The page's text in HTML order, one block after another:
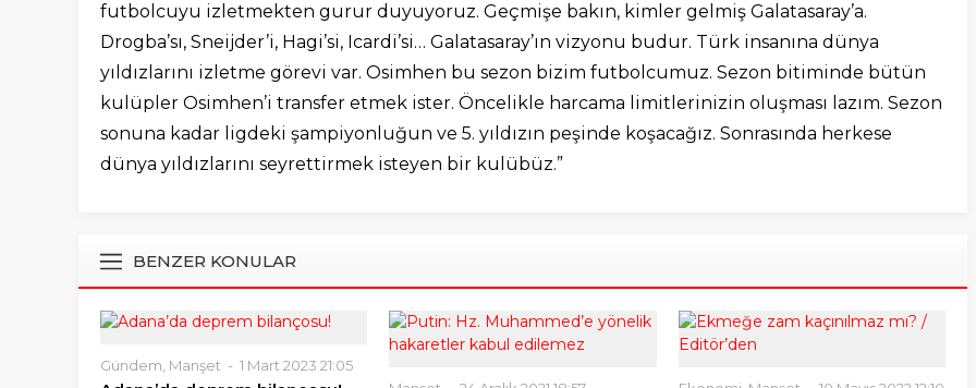
futbolcuyu izletmekten gurur duyuyoruz. Geçmişe bakın, kimler gelmiş Galatasaray’a.
Drogba’sı, Sneijder’i, Hagi’si, Icardi’si… Galatasaray’ın vizyonu budur. Türk insanına dünya
yıldızlarını izletme görevi var. Osimhen bu sezon bizim futbolcumuz. Sezon bitiminde bütün
kulüpler Osimhen’i transfer etmek ister. Öncelikle harcama limitlerinizin oluşması lazım. Sezon
sonuna kadar ligdeki şampiyonluğun ve 5. yıldızın peşinde koşacağız. Sonrasında herkese
dünya yıldızlarını seyrettirmek isteyen bir kulübüz.”
BENZER KONULAR
Gündem Manşet 1 Mart 2023 21:05